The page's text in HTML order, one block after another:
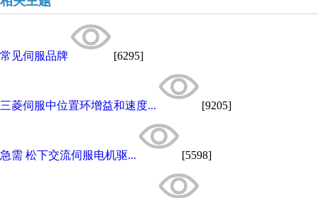
常见伺服品牌 [6295]
三菱伺服中位置环增益和速度... [9205]
急需 松下交流伺服电机驱... [5598]